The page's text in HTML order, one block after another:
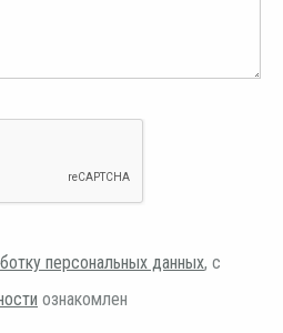
персональных данных, с
ознакомлен